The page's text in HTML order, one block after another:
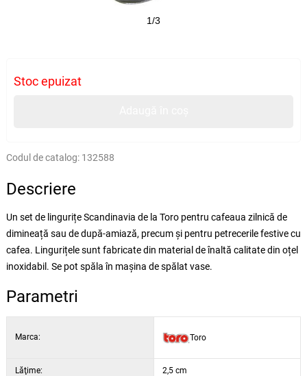
1/3
Stoc epuizat
Codul de catalog: 132588
Descriere
Un set de lingurițe Scandinavia de la Toro pentru cafeaua zilnică de
dimineață sau de după-amiază, precum și pentru petrecerile festive cu
cafea. Lingurițele sunt fabricate din material de înaltă calitate din oțel
inoxidabil. Se pot spăla în mașina de spălat vase.
Parametri
Marca: Toro
Lăţime: 2,5 cm